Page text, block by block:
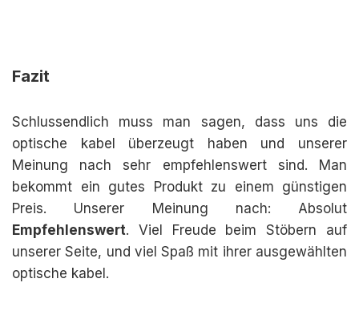
Fazit
Schlussendlich muss man sagen, dass uns die
optische kabel überzeugt haben und unserer
Meinung nach sehr empfehlenswert sind. Man
bekommt ein gutes Produkt zu einem günstigen
Preis. Unserer Meinung nach: Absolut
Empfehlenswert. Viel Freude beim Stöbern auf
unserer Seite, und viel Spaß mit ihrer ausgewählten
optische kabel.